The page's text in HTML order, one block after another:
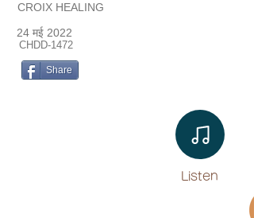
CROIX HEALING
24 मई 2022
CHDD-1472
Share
Listen​